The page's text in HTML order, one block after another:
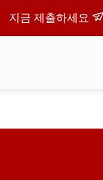
지금 제출하세요